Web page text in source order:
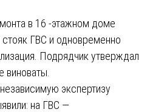
в 16 -этажном доме
ГВС и одновременно
Подрядчик утверждал
экспертизу
на ГВС —